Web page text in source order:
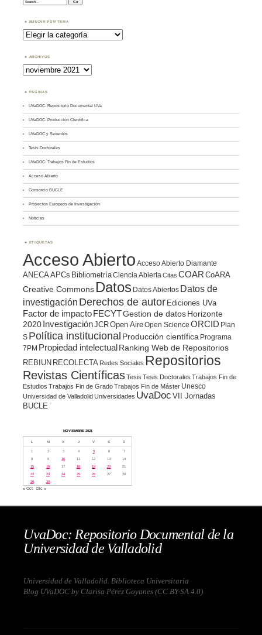
BUSCAR POR TEMA
Buscar
por
Tema
ARCHIVOS
Archivos
PÁGINAS
UVaDOC: Repositorio Documental UVa
UVaDOC: Producción Científica
UVaDOC y Sexenios
Tesis Doctorales
UVaDOC: Trabajos Fin de Estudios
Acceso Abierto
Consorcio BUCLE
Proyectos Europeos de Investigación
Noticias
ETIQUETAS
Acceso Abierto Acceso Abierto Diamante
ANECA APCs BibliometríaCiencia Abierta Citas COAR CoARA
Creative Commons Datos Datos Abiertos Datos de
investigación Derechos de autor Ediciones UVa
Factor de impactoFECYTGestion de datosHorizonte
2020InvestigaciónJCROpen AireOpen Science ORCID Plan
S Política institucional Producción científica Programa
7PM Propiedad intelectualRanking Web de Repositorios
REBIUN RECOLECTA Redes Sociales Repositorios
Revistas CientíficasTesis Tesis Doctorales Trabajos Fin de
Estudios Trabajos Fin de GradoTrabajos Fin de Máster Unesco
Universidad de ValladolidUniversidades UvaDoc VII Jornadas
BUCLE
NOVIEMBRE 2021
L M X J V S D
1 2 3 4 5 6
7
8
9 10 11 12 13
14
15
16 17 18 19 20
21
22
23 24 25 26 27
28
29
30
« Oct Dic »
UvaDoc: Repositorio Documental de la
Universidad de Valladolid
Universidad de Valladolid. Biblioteca Universitaria
Blog UVaDOC by Clarisa Pérez Goyanes (CC BY-SA 4.0)